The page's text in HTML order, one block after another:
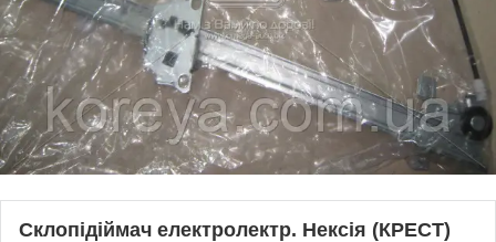
Склопідіймач електролектр. Нексія (КРЕСТ)